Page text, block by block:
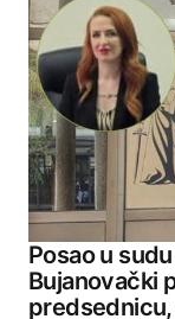
Posao u
Bujanovački